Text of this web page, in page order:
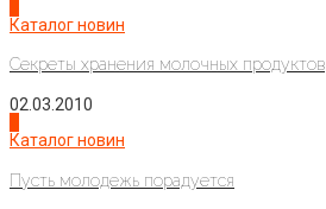
Каталог новин
Секреты хранения молочных продуктов
02.03.2010
Каталог новин
Пусть молодежь порадуется